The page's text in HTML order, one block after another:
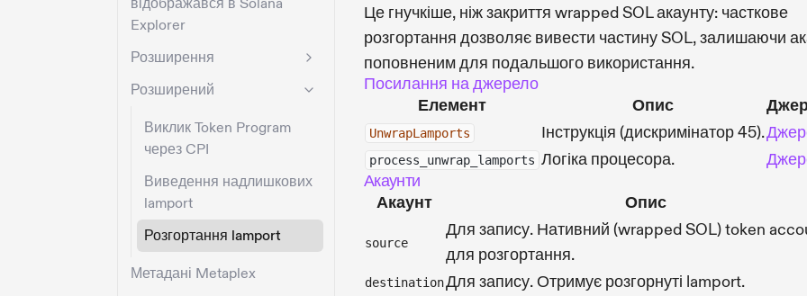
відображався в Solana
Explorer
Розширення
Розширений
Виклик Token Program
через CPI
Виведення надлишкових
lamport
Розгортання lamport
Метадані Metaplex
Це гнучкіше, ніж закриття wrapped SOL акаунту: часткове
розгортання дозволяє вивести частину SOL, залишаючи
поповненим для подальшого використання.
Посилання на джерело
Елемент
Опис
UnwrapLamports Інструкція (дискримінатор 45).
process_unwrap_lamports Логіка процесора.
Акаунти
Акаунт
Опис
source
Для запису. Нативний (wrapped SOL) token
для розгортання.
destinationДля запису. Отримує розгорнуті lamport.